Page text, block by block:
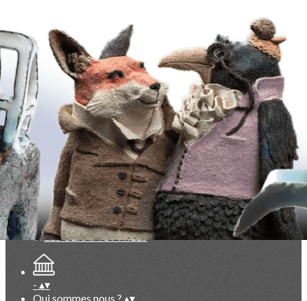
Exporter toutes les colonnes
Exporter uniquement les colonnes affichées
Menu
Evénements du Club à venir
Evénements du Club passés
Vie du Club (réservé membres)
Documentation exclusive membres
Base photos exclusive membres
Ajoutez un logo, un bouton, des réseaux sociaux
Cliquez pour éditer
- ▴▾
Qui sommes nous ? ▴▾